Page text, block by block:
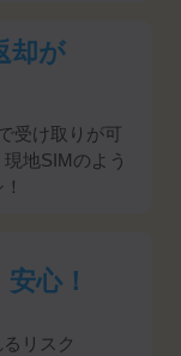
却が
受け取りが可
地SIMのよう
安心！
リスク